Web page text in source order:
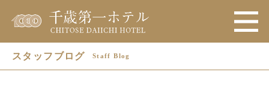
スタッフブログ Staff Blog